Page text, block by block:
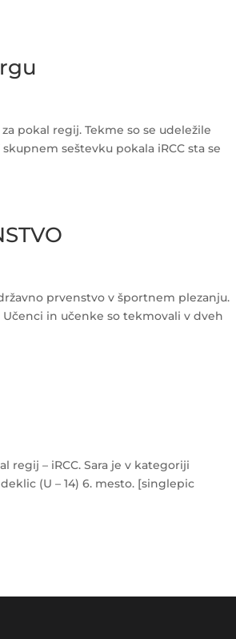
pokal regij. Tekme so se udeležile
seštevku pokala iRCC sta se
prvenstvo v športnem plezanju.
in učenke so tekmovali v dveh
regij – iRCC. Sara je v kategoriji
(U – 14) 6. mesto. [singlepic